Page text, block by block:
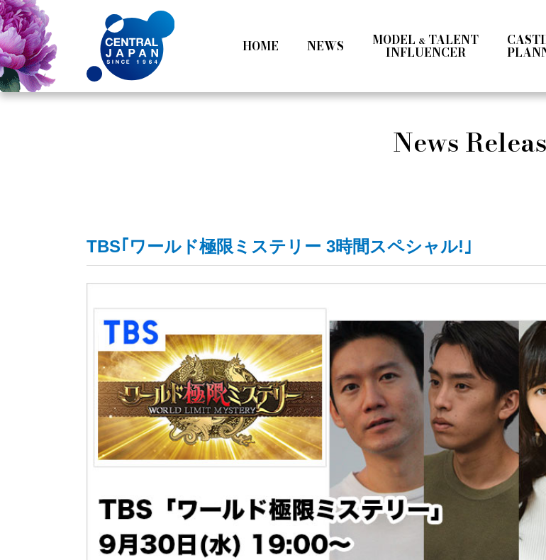
HOME NEWS MODEL & TALENT
INFLUENCER
All
Ladies Talent
Ladies Ⅰ Ladies Ⅱ
News
TBS｢ワールド極限ミステリー 3時間スペシャル!｣